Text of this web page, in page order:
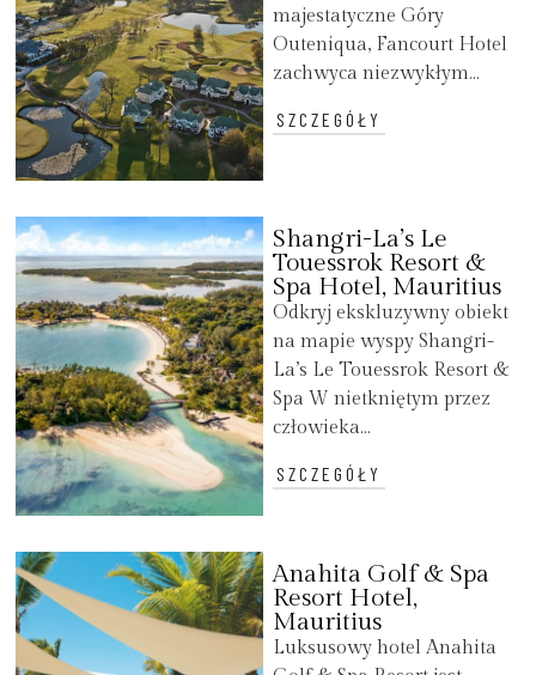
majestatyczne Góry
Outeniqua, Fancourt Hotel
zachwyca niezwykłym...
SZCZEGÓŁY
Shangri-La’s Le
Touessrok Resort &
Spa Hotel, Mauritius
Odkryj ekskluzywny obiekt
na mapie wyspy Shangri-
La’s Le Touessrok Resort &
Spa W nietkniętym przez
człowieka...
SZCZEGÓŁY
Anahita Golf & Spa
Resort Hotel,
Mauritius
Luksusowy hotel Anahita